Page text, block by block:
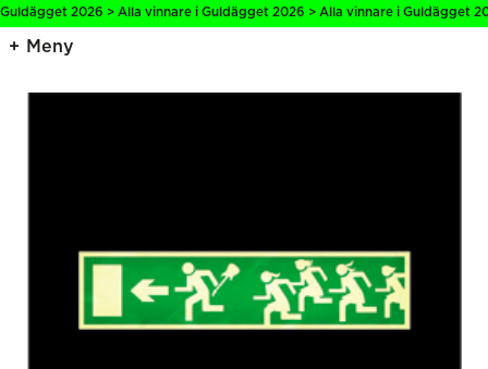
2026 > Alla vinnare i Guldägget 2026 > Alla vinnare i Guldägget
Meny